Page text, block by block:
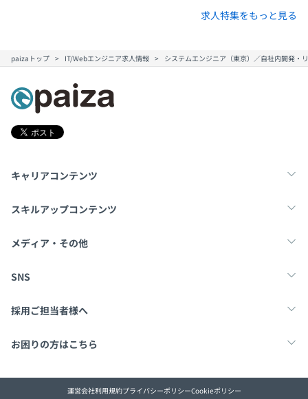
求人特集をもっと見る
paizaトップ IT/Webエンジニア求人情報 システムエンジニア（東京）／自社内開発・
キャリアコンテンツ
転職・キャリア
スキルアップコンテンツ
学習
メディア・その他
Tech Team Journal
SNS
X
採用ご担当者様へ
採用・教育をお考えの企業様へ
お困りの方はこちら
paizaとは？ お問い合わせ・FAQ
運営会社利用規約プライバシーポリシーCookieポリシー